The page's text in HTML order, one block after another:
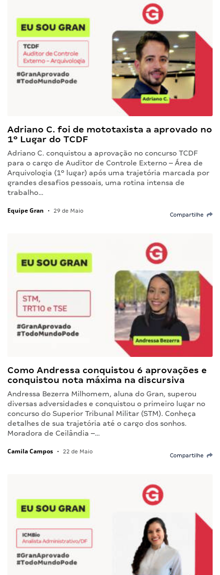
Adriano C. foi de mototaxista a aprovado no
1º Lugar do TCDF
Adriano C. conquistou a aprovação no concurso TCDF
para o cargo de Auditor de Controle Externo – Área de
Arquivologia (1º lugar) após uma trajetória marcada por
grandes desafios pessoais, uma rotina intensa de
trabalho…
Equipe Gran • 29 de Maio
Compartilhe
Como Andressa conquistou 6 aprovações e
conquistou nota máxima na discursiva
Andressa Bezerra Milhomem, aluna do Gran, superou
diversas adversidades e conquistou o primeiro lugar no
concurso do Superior Tribunal Militar (STM). Conheça
detalhes de sua trajetória até o cargo dos sonhos.
Moradora de Ceilândia –…
Camila Campos • 22 de Maio
Compartilhe